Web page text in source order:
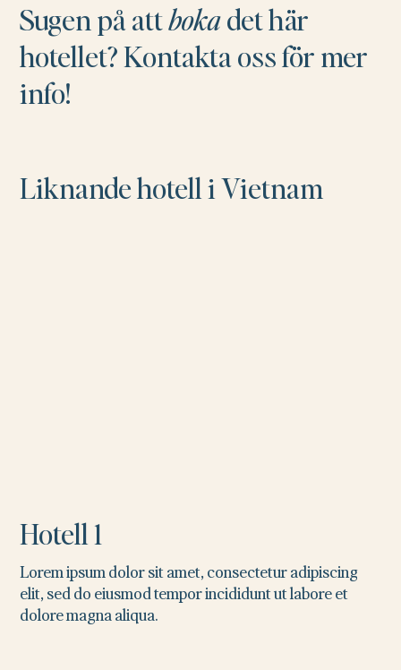
Sugen på attbokadet här
hotellet? Kontakta oss för mer
info!
Liknande hotell i Vietnam
Hotell 1
Lorem ipsum dolor sit amet, consectetur adipiscing
elit, sed do eiusmod tempor incididunt ut labore et
dolore magna aliqua.